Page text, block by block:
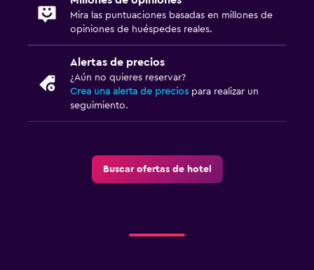
Mira las puntuaciones basadas en millones de
opiniones de huéspedes reales.
Alertas de precios
¿Aún no quieres reservar?
Crea una alerta de precios para realizar un
seguimiento.
Buscar ofertas de hotel